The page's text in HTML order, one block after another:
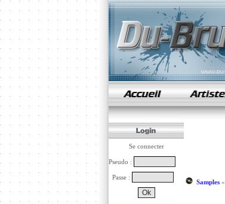
samples de rap
Se connecter
Pseudo :
Passe :
Samples»